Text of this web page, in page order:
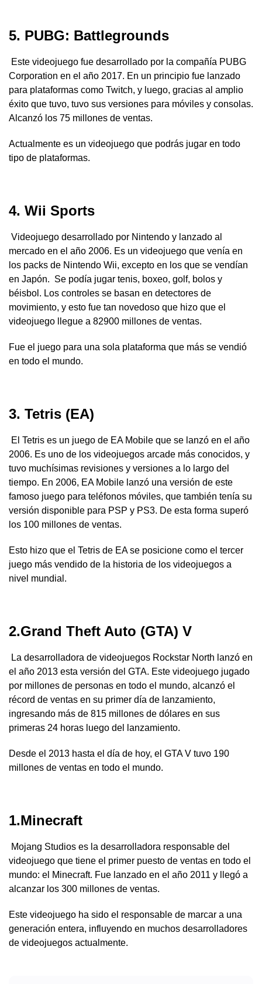
5. PUBG: Battlegrounds
Este videojuego fue desarrollado por la compañía PUBG
Corporation en el año 2017. En un principio fue lanzado
para plataformas como Twitch, y luego, gracias al amplio
éxito que tuvo, tuvo sus versiones para móviles y consolas.
Alcanzó los 75 millones de ventas.
Actualmente es un videojuego que podrás jugar en todo
tipo de plataformas.
4. Wii Sports
Videojuego desarrollado por Nintendo y lanzado al
mercado en el año 2006. Es un videojuego que venía en
los packs de Nintendo Wii, excepto en los que se vendían
en Japón. Se podía jugar tenis, boxeo, golf, bolos y
béisbol. Los controles se basan en detectores de
movimiento, y esto fue tan novedoso que hizo que el
videojuego llegue a 82900 millones de ventas.
Fue el juego para una sola plataforma que más se vendió
en todo el mundo.
3. Tetris (EA)
El Tetris es un juego de EA Mobile que se lanzó en el año
2006. Es uno de los videojuegos arcade más conocidos, y
tuvo muchísimas revisiones y versiones a lo largo del
tiempo. En 2006, EA Mobile lanzó una versión de este
famoso juego para teléfonos móviles, que también tenía su
versión disponible para PSP y PS3. De esta forma superó
los 100 millones de ventas.
Esto hizo que el Tetris de EA se posicione como el tercer
juego más vendido de la historia de los videojuegos a
nivel mundial.
2.Grand Theft Auto (GTA) V
La desarrolladora de videojuegos Rockstar North lanzó en
el año 2013 esta versión del GTA. Este videojuego jugado
por millones de personas en todo el mundo, alcanzó el
récord de ventas en su primer día de lanzamiento,
ingresando más de 815 millones de dólares en sus
primeras 24 horas luego del lanzamiento.
Desde el 2013 hasta el día de hoy, el GTA V tuvo 190
millones de ventas en todo el mundo.
1.Minecraft
Mojang Studios es la desarrolladora responsable del
videojuego que tiene el primer puesto de ventas en todo el
mundo: el Minecraft. Fue lanzado en el año 2011 y llegó a
alcanzar los 300 millones de ventas.
Este videojuego ha sido el responsable de marcar a una
generación entera, influyendo en muchos desarrolladores
de videojuegos actualmente.